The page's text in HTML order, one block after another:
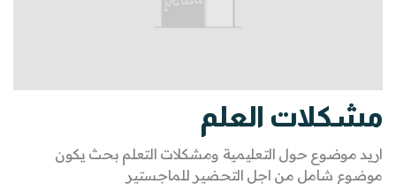
مشكلات العلم
اريد موضوع حول التعليمية ومشكلات التعلم بحث يكون
موضوع شامل من اجل التحضير للماجستير